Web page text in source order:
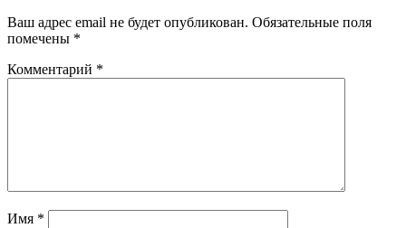
Ваш адрес email не будет опубликован. Обязательные поля
помечены *
Комментарий *
Имя *